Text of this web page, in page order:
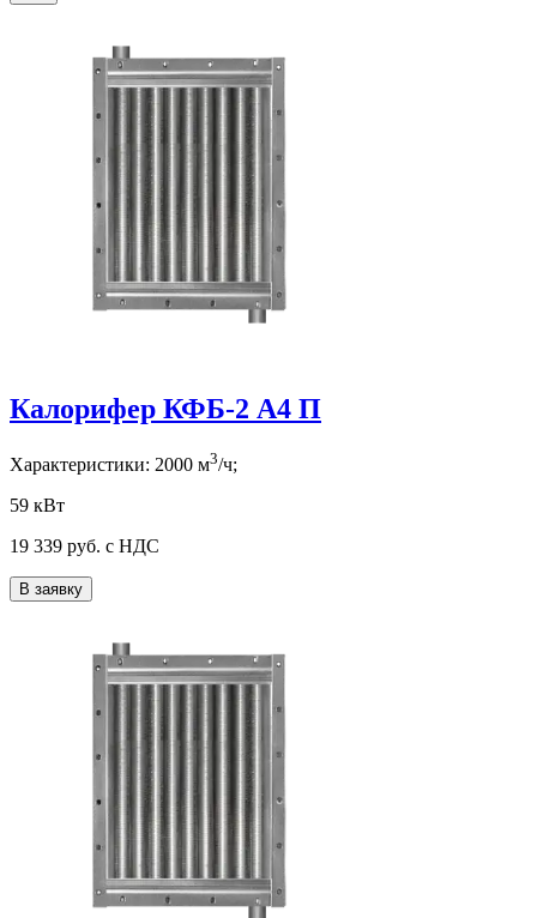
Калорифер КФБ-2 А4 П
Характеристики: 2000 м3/ч;
59 кВт
19 339 руб. с НДС
В заявку